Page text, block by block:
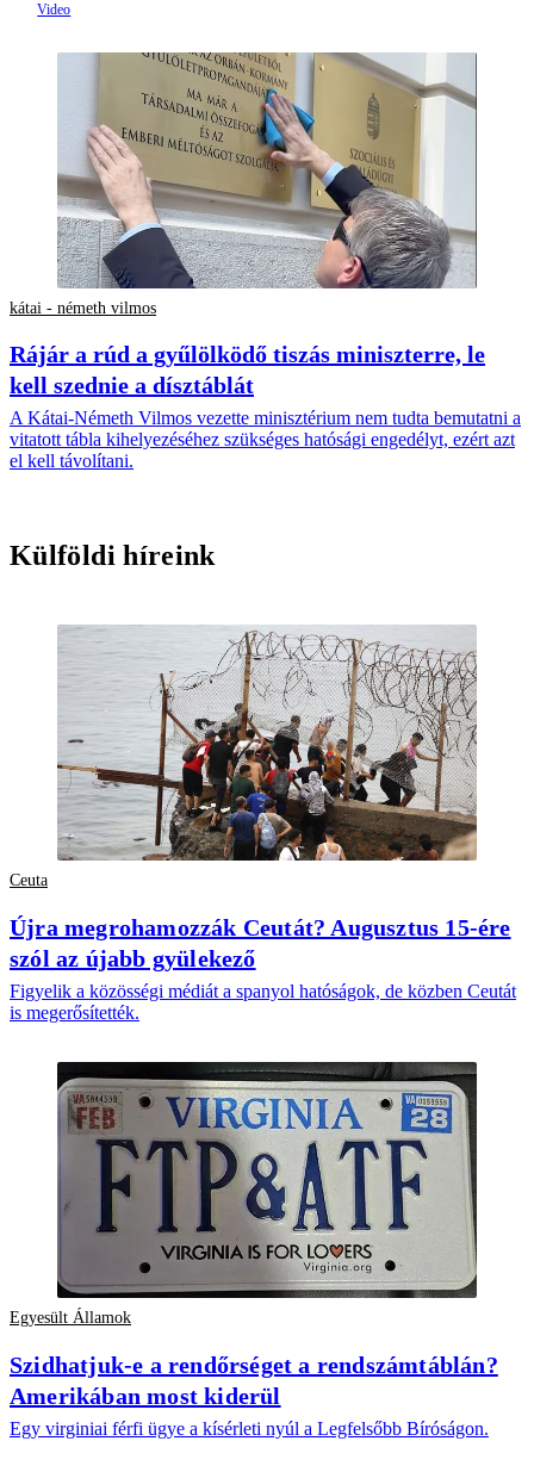
kátai - németh vilmos
Rájár a rúd a gyűlölködő tiszás miniszterre, le
kell szednie a dísztáblát
A Kátai-Németh Vilmos vezette minisztérium nem tudta bemutatni a
vitatott tábla kihelyezéséhez szükséges hatósági engedélyt, ezért azt
el kell távolítani.
Külföldi híreink
Ceuta
Újra megrohamozzák Ceutát? Augusztus 15-ére
szól az újabb gyülekező
Figyelik a közösségi médiát a spanyol hatóságok, de közben Ceutát
is megerősítették.
Egyesült Államok
Szidhatjuk-e a rendőrséget a rendszámtáblán?
Amerikában most kiderül
Egy virginiai férfi ügye a kísérleti nyúl a Legfelsőbb Bíróságon.